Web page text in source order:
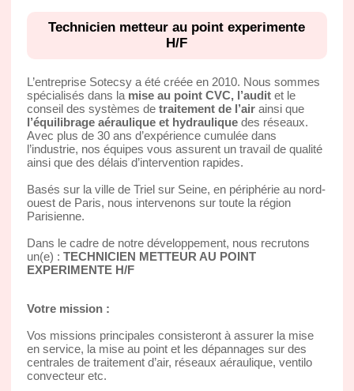
Technicien metteur au point experimente
H/F
L’entreprise Sotecsy a été créée en 2010. Nous sommes
spécialisés dans la mise au point CVC, l’auditet le
conseil des systèmes de traitement de l’airainsi que
l’équilibrage aéraulique et hydrauliquedes réseaux.
Avec plus de 30 ans d’expérience cumulée dans
l’industrie, nos équipes vous assurent un travail de qualité
ainsi que des délais d’intervention rapides.
Basés sur la ville de Triel sur Seine, en périphérie au nord-
ouest de Paris, nous intervenons sur toute la région
Parisienne.
Dans le cadre de notre développement, nous recrutons
un(e) : TECHNICIEN METTEUR AU POINT
EXPERIMENTE H/F
Votre mission :
Vos missions principales consisteront à assurer la mise
en service, la mise au point et les dépannages sur des
centrales de traitement d’air, réseaux aéraulique, ventilo
convecteur etc.